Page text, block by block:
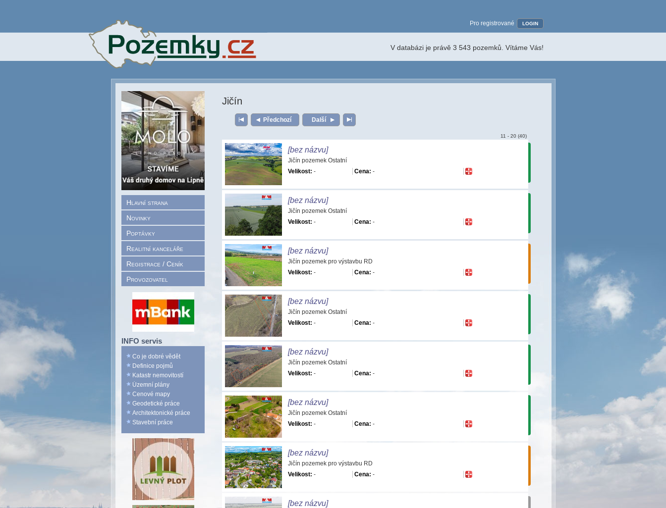
Hlavní strana
Novinky
Poptávky
Realitní kanceláře
Registrace / Ceník
Provozovatel
INFO servis
Co je dobré vědět
Definice pojmů
Katastr nemovitostí
Územní plány
Cenové mapy
Geodetické práce
Architektonické práce
Stavební práce
Pro registrované LOGIN
V databázi je právě 3 543 pozemků. Vítáme Vás!
Jičín
Předchozí Další
11 - 20 (40)
[bez názvu]
Jičín pozemek Ostatní
Velikost: - Cena: -
[bez názvu]
Jičín pozemek Ostatní
Velikost: - Cena: -
[bez názvu]
Jičín pozemek pro výstavbu RD
Velikost: - Cena: -
[bez názvu]
Jičín pozemek Ostatní
Velikost: - Cena: -
[bez názvu]
Jičín pozemek Ostatní
Velikost: - Cena: -
[bez názvu]
Jičín pozemek Ostatní
Velikost: - Cena: -
[bez názvu]
Jičín pozemek pro výstavbu RD
Velikost: - Cena: -
[bez názvu]